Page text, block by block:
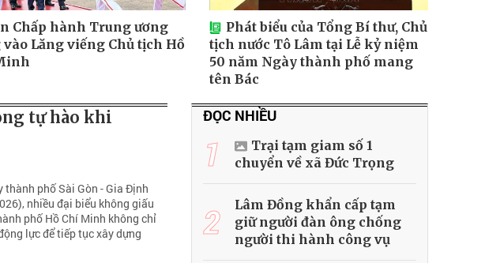
Chấp hành Trung ương
Lăng viếng Chủ tịch Hồ
Phát biểu của Tổng Bí thư, Chủ
tịch nước Tô Lâm tại Lễ kỷ niệm
50 năm Ngày thành phố mang
tên Bác
tự hào khi
phố Sài Gòn - Gia Định
nhiều đại biểu không giấu
phố Hồ Chí Minh không chỉ
lực để tiếp tục xây dựng
ĐỌC NHIỀU
1
Trại tạm giam số 1
chuyển về xã Đức Trọng
2
Lâm Đồng khẩn cấp tạm
giữ người đàn ông chống
người thi hành công vụ